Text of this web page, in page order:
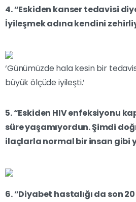
4. “Eskiden kanser tedavisi
İyileşmek adına kendini
‘Günümüzde hala kesin bir
büyük ölçüde iyileşti.’
5. “Eskiden HIV enfeksiyonu
süre yaşamıyordun. Şimdi
ilaçlarla normal bir insan gibi
6. “Diyabet hastalığı da son